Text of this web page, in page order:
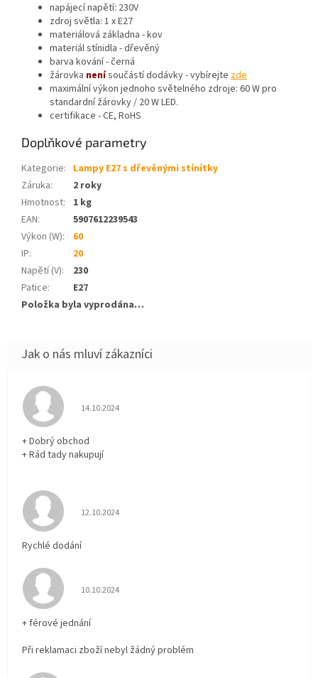
napájecí napětí: 230V
zdroj světla: 1 x E27
materiálová základna - kov
materiál stínidla - dřevěný
barva kování - černá
žárovka nenísoučástí dodávky - vybírejte zde
maximální výkon jednoho světelného zdroje: 60 W pro
standardní žárovky / 20 W LED.
certifikace - CE, RoHS
Doplňkové parametry
Kategorie: Lampy E27 s dřevěnými stínítky
Záruka:
2 roky
Hmotnost:
1 kg
EAN:
5907612239543
Výkon (W):
60
IP:
20
Napětí (V):
230
Patice:
E27
Položka byla vyprodána…
Hodnocení obchodu je 5 z 5 hvězdiček.
14.10.2024
+ Dobrý obchod
+ Rád tady nakupují
Hodnocení obchodu je 5 z 5 hvězdiček.
12.10.2024
Rychlé dodání
Hodnocení obchodu je 5 z 5 hvězdiček.
10.10.2024
+ férové jednání
Při reklamaci zboží nebyl žádný problém